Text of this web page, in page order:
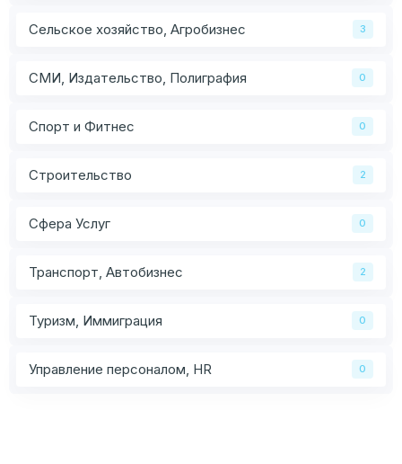
Сельское хозяйство, Агробизнес 3
СМИ, Издательство, Полиграфия 0
Спорт и Фитнес 0
Строительство 2
Сфера Услуг 0
Транспорт, Автобизнес 2
Туризм, Иммиграция 0
Управление персоналом, HR 0